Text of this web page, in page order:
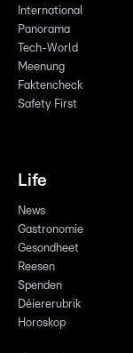
International
Panorama
Tech-World
Meenung
Faktencheck
Safety First
Life
News
Gastronomie
Gesondheet
Reesen
Spenden
Déiererubrik
Horoskop